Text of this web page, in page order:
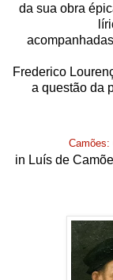
da sua obra
Frederico
a questão da
Camões:
in Luís de